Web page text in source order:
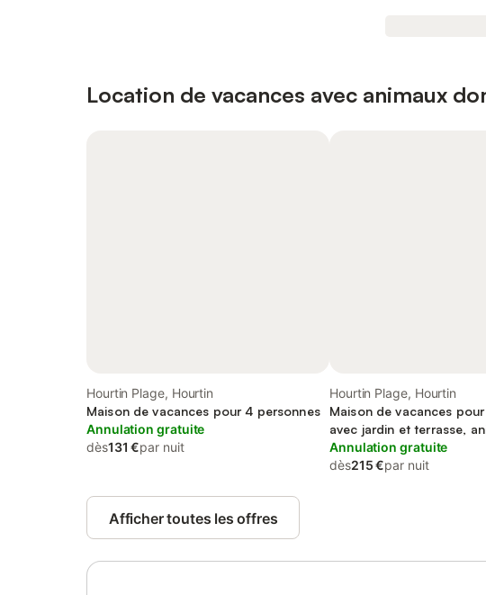
Location de vacances avec animaux
Hourtin Plage, Hourtin
Maison de vacances pour 4 personnes
Annulation gratuite
dès131 €par nuit
Hourtin Plage, Hourtin
Maison de vacances
avec jardin et terrasse,
acceptés
Annulation gratuite
dès215 €par nuit
Afficher toutes les offres